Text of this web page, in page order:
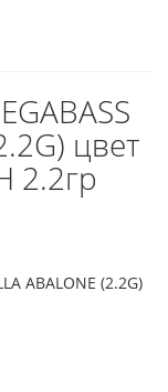
цвет
2.2гр
ABALONE (2.2G)